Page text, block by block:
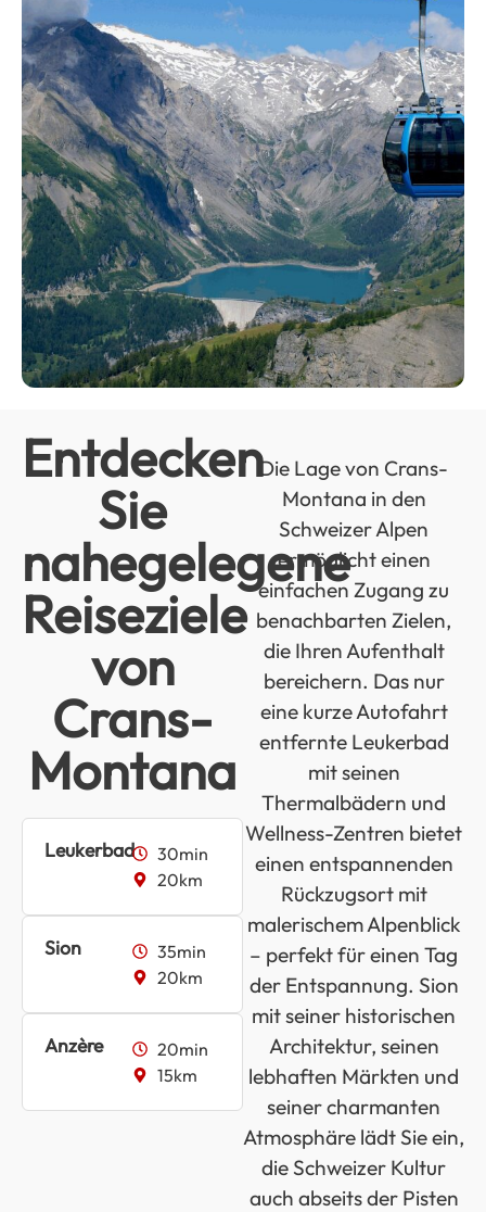
Entdecken
Sie
nahegelegene
Reiseziele
von
Crans-
Montana
Leukerbad
30min
20km
Sion
35min
20km
Anzère
20min
15km
Die Lage von Crans-
Montana in den
Schweizer Alpen
ermöglicht einen
einfachen Zugang zu
benachbarten Zielen,
die Ihren Aufenthalt
bereichern. Das nur
eine kurze Autofahrt
entfernte Leukerbad
mit seinen
Thermalbädern und
Wellness-Zentren bietet
einen entspannenden
Rückzugsort mit
malerischem Alpenblick
– perfekt für einen Tag
der Entspannung. Sion
mit seiner historischen
Architektur, seinen
lebhaften Märkten und
seiner charmanten
Atmosphäre lädt Sie ein,
die Schweizer Kultur
auch abseits der Pisten